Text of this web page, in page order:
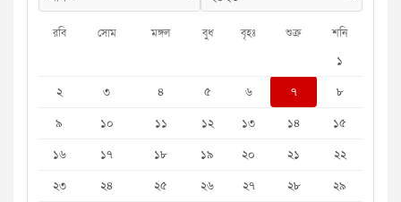
রবি সোম মঙ্গল বুধ বৃহঃ শুক্র শনি
১
২
৩ ৪ ৫ ৬ ৭
৮
৯
১০ ১১ ১২ ১৩ ১৪
১৫
১৬
১৭ ১৮ ১৯ ২০ ২১
২২
২৩
২৪ ২৫ ২৬ ২৭ ২৮ ২৯